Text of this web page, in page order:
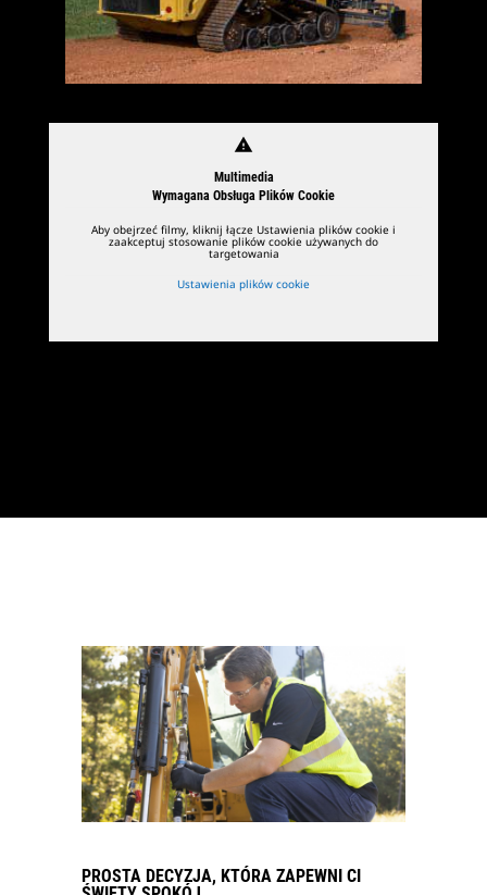
warning
Multimedia
Wymagana Obsługa Plików Cookie
Aby obejrzeć filmy, kliknij łącze Ustawienia plików cookie i
zaakceptuj stosowanie plików cookie używanych do
targetowania
Ustawienia plików cookie
PROSTA DECYZJA, KTÓRA ZAPEWNI CI